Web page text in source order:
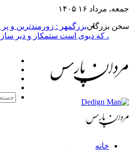
جمعه, مرداد ۱۶ ۱۴۰۵
سخن بزرگانبزرگمهر : زورمندترین و
، که دیوی است ستمکار و دیر ساز
خانه